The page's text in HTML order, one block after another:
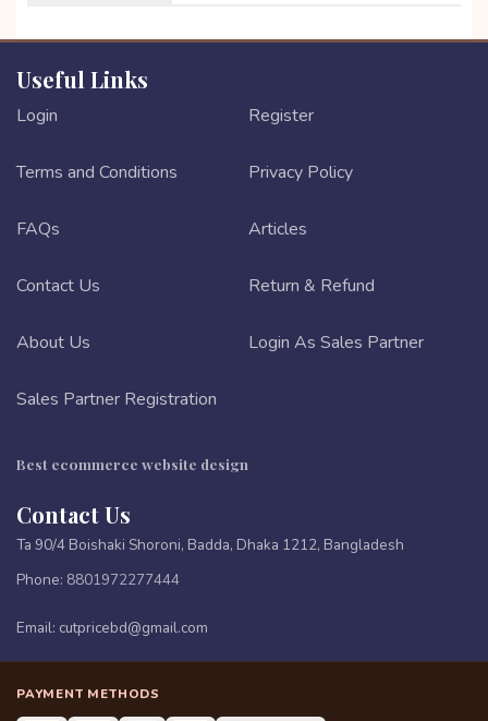
Useful Links
Login Register
Terms and Conditions Privacy Policy
FAQs Articles
Contact Us Return & Refund
About Us Login As Sales Partner
Sales Partner Registration
Best ecommerce website design
Contact Us
Ta 90/4 Boishaki Shoroni, Badda, Dhaka 1212, Bangladesh
Phone: 8801972277444
Email: cutpricebd@gmail.com
PAYMENT METHODS